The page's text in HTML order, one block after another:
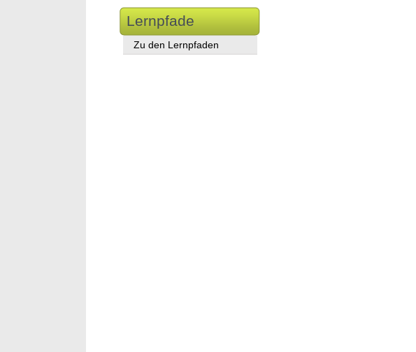
Lernpfade
Zu den Lernpfaden